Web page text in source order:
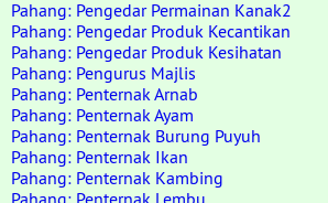
Pahang: Pengedar Permainan Kanak2
Pahang: Pengedar Produk Kecantikan
Pahang: Pengedar Produk Kesihatan
Pahang: Pengurus Majlis
Pahang: Penternak Arnab
Pahang: Penternak Ayam
Pahang: Penternak Burung Puyuh
Pahang: Penternak Ikan
Pahang: Penternak Kambing
Pahang: Penternak Lembu